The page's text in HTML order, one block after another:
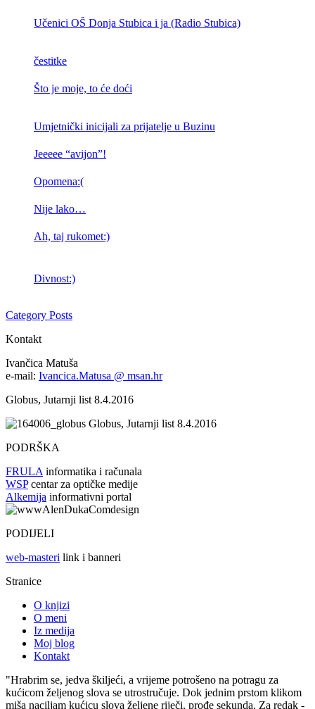
Učenici OŠ Donja Stubica i ja (Radio Stubica)
čestitke
Što je moje, to će doći
Umjetnički inicijali za prijatelje u Buzinu
Jeeeee “avijon”!
Opomena:(
Nije lako…
Ah, taj rukomet:)
Divnost:)
Category Posts
Kontakt
Ivančica Matuša
e-mail: Ivancica.Matusa @ msan.hr
Globus, Jutarnji list 8.4.2016
Globus, Jutarnji list 8.4.2016
PODRŠKA
FRULA informatika i računala
WSPcentar za optičke medije
Alkemija informativni portal
PODIJELI
web-masteri link i banneri
Stranice
O knjizi
O meni
Iz medija
Moj blog
Kontakt
"Hrabrim se, jedva škiljeći, a vrijeme potrošeno na potragu za
kućicom željenog slova se utrostručuje. Dok jednim prstom klikom
miša naciljam kućicu slova željene riječi, prođe sekunda. Za redak -